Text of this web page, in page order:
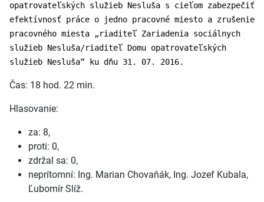
opatrovateľských služieb Nesluša s cieľom zabezpečiť
efektívnosť práce o jedno pracovné miesto a zrušenie
pracovného miesta „riaditeľ Zariadenia sociálnych
služieb Nesluša/riaditeľ Domu opatrovateľských
služieb Nesluša“ ku dňu 31. 07. 2016.
Čas: 18 hod. 22 min.
Hlasovanie:
za: 8,
proti: 0,
zdržal sa: 0,
neprítomní: Ing. Marian Chovaňák, Ing. Jozef Kubala,
Ľubomír Slíž.